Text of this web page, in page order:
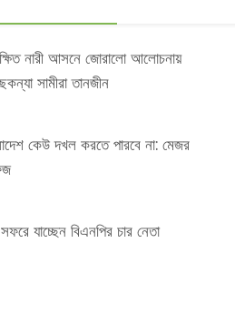
নারী আসনে জোরালো আলোচনায়
সামীরা তানজীন
কেউ দখল করতে পারবে না: মেজর
যাচ্ছেন বিএনপির চার নেতা